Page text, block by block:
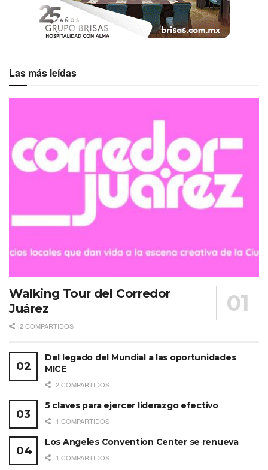
Las más leídas
Walking Tour del Corredor
Juárez
2 COMPARTIDOS
Del legado del Mundial a las oportunidades
MICE
2 COMPARTIDOS
5 claves para ejercer liderazgo efectivo
1 COMPARTIDOS
Los Angeles Convention Center se renueva
1 COMPARTIDOS